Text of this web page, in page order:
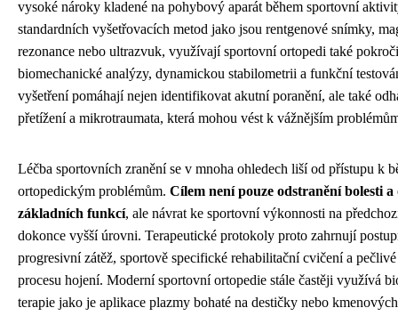
vysoké nároky kladené na pohybový aparát během sportovní
standardních vyšetřovacích metod jako jsou rentgenové snímky,
rezonance nebo ultrazvuk, využívají sportovní ortopedi také
biomechanické analýzy, dynamickou stabilometrii a funkční
vyšetření pomáhají nejen identifikovat akutní poranění, ale také
přetížení a mikrotraumata, která mohou vést k vážnějším
Léčba sportovních zranění se v mnoha ohledech liší od přístupu k
ortopedickým problémům. Cílem není pouze odstranění bolesti a
základních funkcí, ale návrat ke sportovní výkonnosti na
dokonce vyšší úrovni. Terapeutické protokoly proto zahrnují
progresivní zátěž, sportově specifické rehabilitační cvičení a
procesu hojení. Moderní sportovní ortopedie stále častěji využívá
terapie jako je aplikace plazmy bohaté na destičky nebo